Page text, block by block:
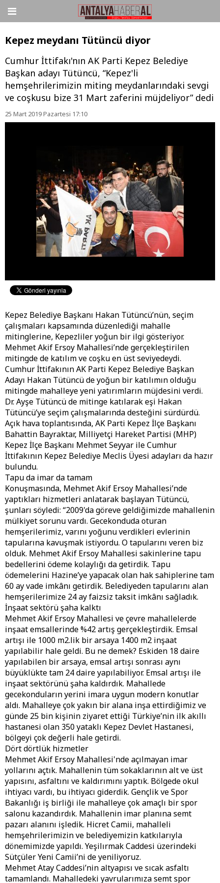
Kepez meydanı Tütüncü diyor
Cumhur İttifakı'nın AK Parti Kepez Belediye
Başkan adayı Tütüncü, “Kepez'li
hemşehrilerimizin miting meydanlarındaki sevgi
ve coşkusu bize 31 Mart zaferini müjdeliyor” dedi
25 Mart 2019 Pazartesi 17:10
Kepez Belediye Başkanı Hakan Tütüncü’nün, seçim
çalışmaları kapsamında düzenlediği mahalle
mitinglerine, Kepezliler yoğun bir ilgi gösteriyor.
Mehmet Akif Ersoy Mahallesi’nde gerçekleştirilen
mitingde de katılım ve coşku en üst seviyedeydi.
Cumhur İttifakının AK Parti Kepez Belediye Başkan
Adayı Hakan Tütüncü de yoğun bir katılımın olduğu
mitingde mahalleye yeni yatırımların müjdesini verdi.
Dr. Ayşe Tütüncü de mitinge katılarak eşi Hakan
Tütüncü’ye seçim çalışmalarında desteğini sürdürdü.
Açık hava toplantısında, AK Parti Kepez İlçe Başkanı
Bahattin Bayraktar, Milliyetçi Hareket Partisi (MHP)
Kepez İlçe Başkanı Mehmet Seyyar ile Cumhur
İttifakının Kepez Belediye Meclis Üyesi adayları da hazır
bulundu.
Tapu da imar da tamam
Konuşmasında, Mehmet Akif Ersoy Mahallesi’nde
yaptıkları hizmetleri anlatarak başlayan Tütüncü,
şunları söyledi: “2009'da göreve geldiğimizde mahallenin
mülkiyet sorunu vardı. Gecekonduda oturan
hemşerilerimiz, varını yoğunu verdikleri evlerinin
tapularına kavuşmak istiyordu. O tapularını veren biz
olduk. Mehmet Akif Ersoy Mahallesi sakinlerine tapu
bedellerini ödeme kolaylığı da getirdik. Tapu
ödemelerini Hazine’ye yapacak olan hak sahiplerine tam
60 ay vade imkânı getirdik. Belediyeden tapularını alan
hemşerilerimize 24 ay faizsiz taksit imkânı sağladık.
İnşaat sektörü şaha kalktı
Mehmet Akif Ersoy Mahallesi ve çevre mahallelerde
inşaat emsallerinde %42 artış gerçekleştirdik. Emsal
artışı ile 1000 m2.lik bir arsaya 1400 m2 inşaat
yapılabilir hale geldi. Bu ne demek? Eskiden 18 daire
yapılabilen bir arsaya, emsal artışı sonrası aynı
büyüklükte tam 24 daire yapılabiliyor. Emsal artışı ile
inşaat sektörünü şaha kaldırdık. Mahallede
gecekonduların yerini imara uygun modern konutlar
aldı. Mahalleye çok yakın bir alana inşa ettirdiğimiz ve
günde 25 bin kişinin ziyaret ettiği Türkiye’nin ilk akıllı
hastanesi olan 350 yataklı Kepez Devlet Hastanesi,
bölgeyi çok değerli hale getirdi.
Dört dörtlük hizmetler
Mehmet Akif Ersoy Mahallesi'nde açılmayan imar
yollarını açtık. Mahallenin tüm sokaklarının alt ve üst
yapısını, asfaltını ve kaldırımını yaptık. Bölgede okul
ihtiyacı vardı, bu ihtiyacı giderdik. Gençlik ve Spor
Bakanlığı iş birliği ile mahalleye çok amaçlı bir spor
salonu kazandırdık. Mahallenin imar planına semt
pazarı alanını işledik. Hicret Camii, mahalleli
hemşehrilerimizin ve belediyemizin katkılarıyla
dönemimizde yapıldı. Yeşilırmak Caddesi üzerindeki
Sütçüler Yeni Camii’ni de yeniliyoruz.
Mehmet Atay Caddesi’nin altyapısı ve sıcak asfaltı
tamamlandı. Mahalledeki yavrularımıza semt spor